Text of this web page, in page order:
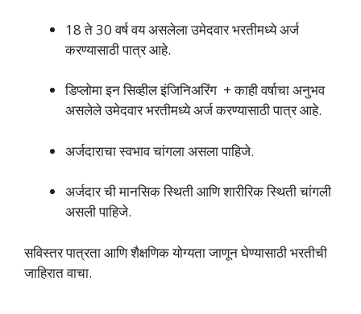
18 ते 30 वर्ष वय असलेला उमेदवार भरतीमध्ये अर्ज
करण्यासाठी पात्र आहे.
डिप्लोमा इन सिव्हील इंजिनिअरिंग + काही वर्षाचा अनुभव
असलेले उमेदवार भरतीमध्ये अर्ज करण्यासाठी पात्र आहे.
अर्जदाराचा स्वभाव चांगला असला पाहिजे.
अर्जदार ची मानसिक स्थिती आणि शारीरिक स्थिती चांगली
असली पाहिजे.
सविस्तर पात्रता आणि शैक्षणिक योग्यता जाणून घेण्यासाठी भरतीची
जाहिरात वाचा.